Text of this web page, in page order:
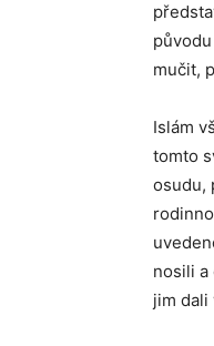
mučit,
Islám
tomto
osudu,
nosili
jim dali